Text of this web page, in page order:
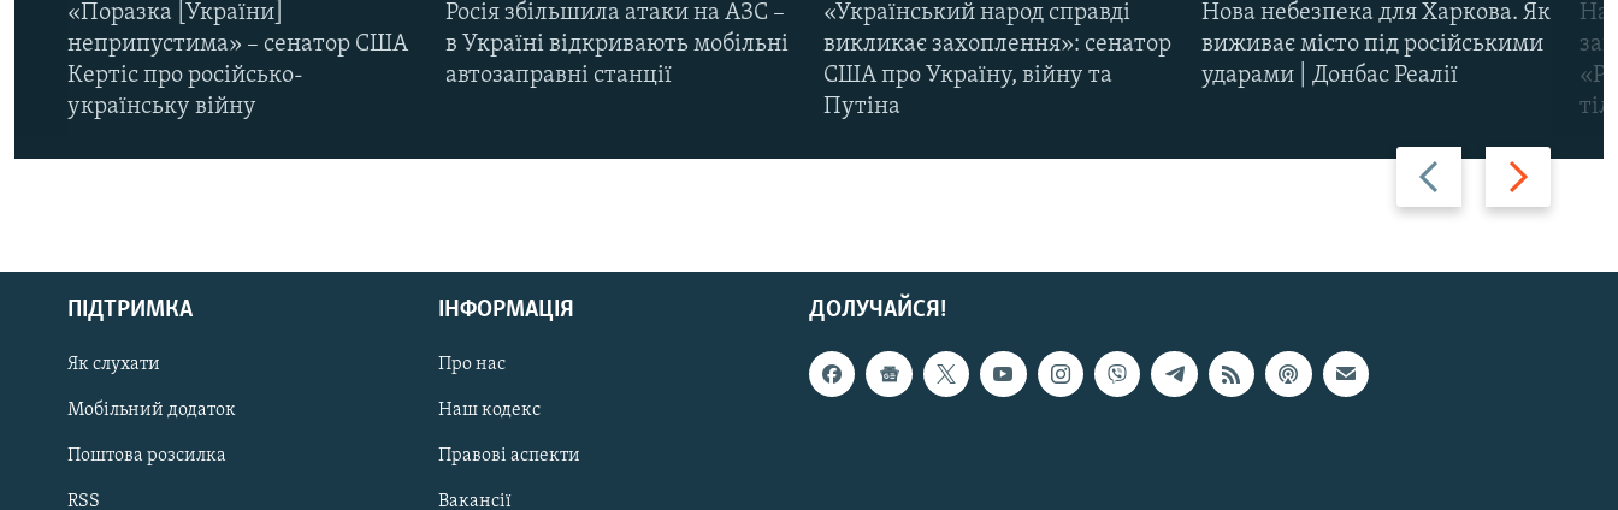
РУС
ДОЛУЧАЙСЯ!
Назад Вперед
«Поразка [України]
неприпустима» – сенатор США
Кертіс про російсько-
українську війну
Росія збільшила атаки на АЗС –
в Україні відкривають мобільні
автозаправні станції
«Український народ справді
викликає захоплення»: сенатор
США про Україну, війну та
Путіна
Нова небезпека для Харкова. Як
виживає місто під російськими
ударами | Донбас Реалії
ДОЛУЧАЙСЯ!
ПІДТРИМКА
Як слухати
Мобільний додаток
Поштова розсилка
RSS
ІНФОРМАЦІЯ
Про нас
Наш кодекс
Правові аспекти
Вакансії